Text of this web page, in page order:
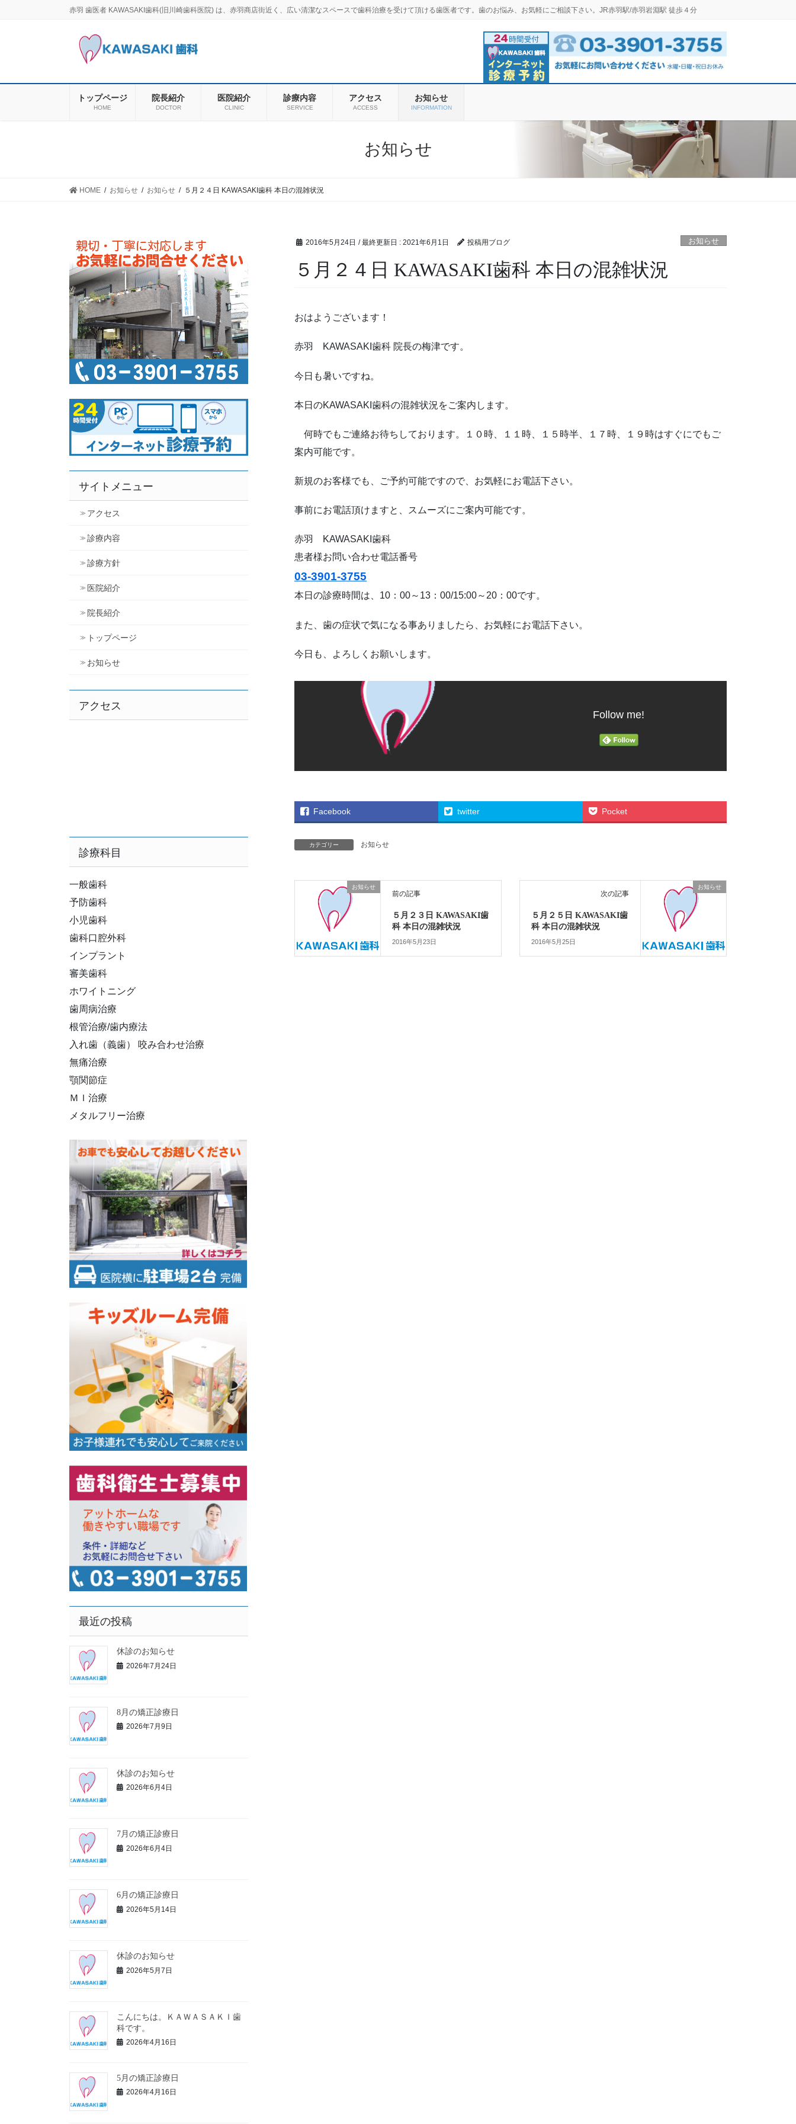
赤羽 歯医者 KAWASAKI歯科(旧川崎歯科医院) は、赤羽商店街近く、広い清潔なスペースで歯科治療を受けて頂ける歯医者です。歯のお悩み、お気軽にご相談下さい。JR赤羽駅/赤羽岩淵駅 徒歩４分
トップページ
HOME
院長紹介
DOCTOR
医院紹介
CLINIC
診療内容
SERVICE
アクセス
ACCESS
お知らせ
INFORMATION
お知らせ
HOME お知らせ お知らせ ５月２４日 KAWASAKI歯科 本日の混雑状況
2016年5月24日 / 最終更新日 : 2021年6月1日 投稿用ブログ お知らせ
５月２４日 KAWASAKI歯科 本日の混雑状況
おはようございます！
赤羽 KAWASAKI歯科 院長の梅津です。
今日も暑いですね。
本日のKAWASAKI歯科の混雑状況をご案内します。
何時でもご連絡お待ちしております。１０時、１１時、１５時半、１７時、１９時はすぐにでもご
案内可能です。
新規のお客様でも、ご予約可能ですので、お気軽にお電話下さい。
事前にお電話頂けますと、スムーズにご案内可能です。
赤羽 KAWASAKI歯科
患者様お問い合わせ電話番号
03-3901-3755
本日の診療時間は、10：00～13：00/15:00～20：00です。
また、歯の症状で気になる事ありましたら、お気軽にお電話下さい。
今日も、よろしくお願いします。
Follow me!
Facebook twitter Pocket
カテゴリー お知らせ
お知らせ
前の記事
５月２３日 KAWASAKI歯
科 本日の混雑状況
2016年5月23日
お知らせ
次の記事
５月２５日 KAWASAKI歯
科 本日の混雑状況
2016年5月25日
サイトメニュー
アクセス
診療内容
診療方針
医院紹介
院長紹介
トップページ
お知らせ
アクセス
診療科目
一般歯科
予防歯科
小児歯科
歯科口腔外科
インプラント
審美歯科
ホワイトニング
歯周病治療
根管治療/歯内療法
入れ歯（義歯） 咬み合わせ治療
無痛治療
顎関節症
ＭＩ治療
メタルフリー治療
最近の投稿
休診のお知らせ
2026年7月24日
8月の矯正診療日
2026年7月9日
休診のお知らせ
2026年6月4日
7月の矯正診療日
2026年6月4日
6月の矯正診療日
2026年5月14日
休診のお知らせ
2026年5月7日
こんにちは。ＫＡＷＡＳＡＫＩ歯
科です。
2026年4月16日
5月の矯正診療日
2026年4月16日